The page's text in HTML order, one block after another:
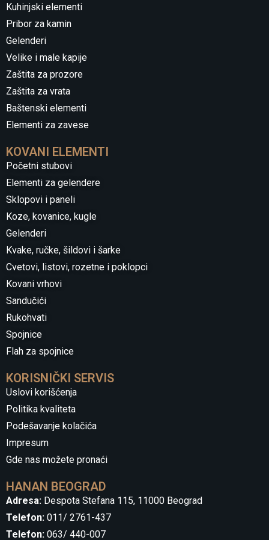
Kuhinjski elementi
Pribor za kamin
Gelenderi
Velike i male kapije
Zaštita za prozore
Zaštita za vrata
Baštenski elementi
Elementi za zavese
KOVANI ELEMENTI
Početni stubovi
Elementi za gelendere
Sklopovi i paneli
Koze, kovanice, kugle
Gelenderi
Kvake, ručke, šildovi i šarke
Cvetovi, listovi, rozetne i poklopci
Kovani vrhovi
Sandučići
Rukohvati
Spojnice
Flah za spojnice
KORISNIČKI SERVIS
Uslovi korišćenja
Politika kvaliteta
Podešavanje kolačića
Impresum
Gde nas možete pronaći
HANAN BEOGRAD
Adresa: Despota Stefana 115, 11000 Beograd
Telefon: 011/ 2761-437
Telefon: 063/ 440-007